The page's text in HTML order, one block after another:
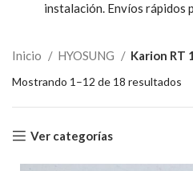
instalación. Envíos rápidos
Inicio HYOSUNG Karion RT
Mostrando 1–12 de 18 resultados
Ver categorías